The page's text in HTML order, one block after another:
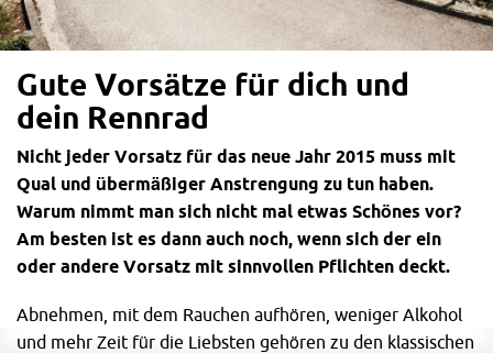
Gute Vorsätze für dich und
dein Rennrad
Nicht jeder Vorsatz für das neue Jahr 2015 muss mit
Qual und übermäßiger Anstrengung zu tun haben.
Warum nimmt man sich nicht mal etwas Schönes vor?
Am besten ist es dann auch noch, wenn sich der ein
oder andere Vorsatz mit sinnvollen Pflichten deckt.
Abnehmen, mit dem Rauchen aufhören, weniger Alkohol
und mehr Zeit für die Liebsten gehören zu den klassischen